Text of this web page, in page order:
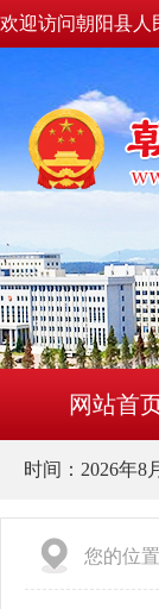
欢迎访问朝阳县人
网站首
时间： 2026年8
您的位置